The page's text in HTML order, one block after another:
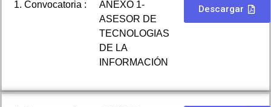
1. Convocatoria :
ANEXO 1-
ASESOR DE
TECNOLOGIAS
DE LA
INFORMACIÓN
Descargar